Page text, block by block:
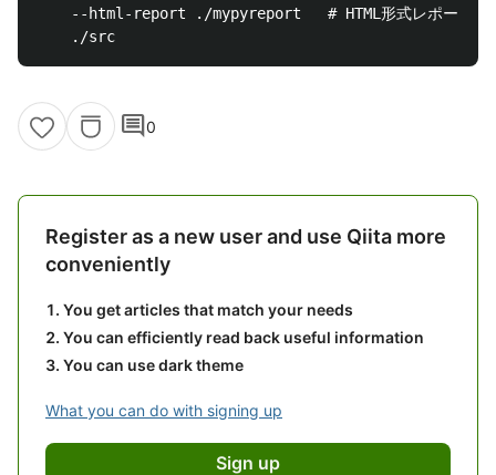
--html-report ./mypyreport   # HTML形式レポート出
comment0
Register as a new user and use Qiita more
conveniently
You get articles that match your needs
You can efficiently read back useful information
You can use dark theme
What you can do with signing up
Sign up